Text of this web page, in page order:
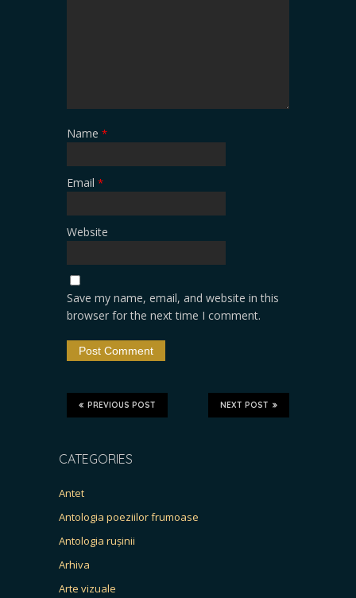
Name *
Email *
Website
Save my name, email, and website in this
browser for the next time I comment.
NEXT POST
PREVIOUS POST
CATEGORIES
Antet
Antologia poeziilor frumoase
Antologia rușinii
Arhiva
Arte vizuale